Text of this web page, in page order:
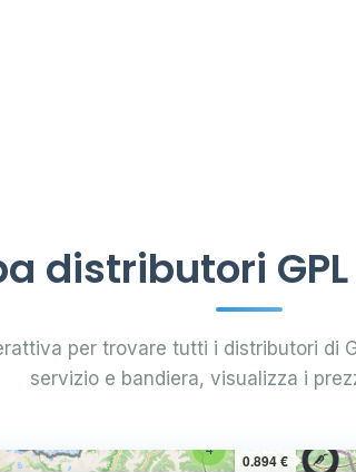
distributori
per trovare tutti i distributori di
servizio e bandiera, visualizza i
4
0.894 €